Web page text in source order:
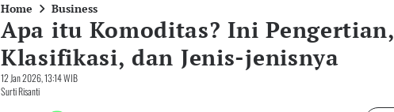
Home Business
Apa itu Komoditas? Ini Pengertian,
Klasifikasi, dan Jenis-jenisnya
12 Jan 2026, 13:14 WIB
Surti Risanti